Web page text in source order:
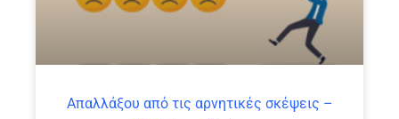
Απαλλάξου από τις αρνητικές σκέψεις –